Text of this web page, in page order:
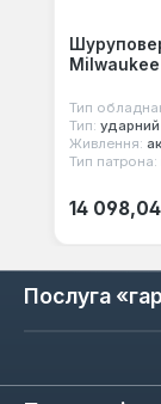
Тип
Тип: ударний
Живлення:
Тип патрона:
Звичайна
14
Послуга